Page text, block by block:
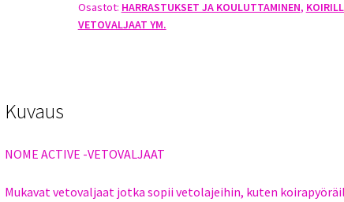
KOKO
L
Osastot: HARRASTUKSET JA KOULUTTAMINEN,
VETOVALJAAT YM.
Kuvaus
NOME ACTIVE -VETOVALJAAT
Mukavat vetovaljaat jotka sopii vetolajeihin, kuten